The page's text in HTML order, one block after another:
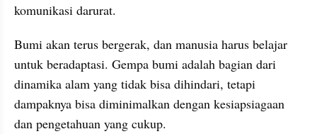
komunikasi darurat.
Bumi akan terus bergerak, dan manusia harus belajar
untuk beradaptasi. Gempa bumi adalah bagian dari
dinamika alam yang tidak bisa dihindari, tetapi
dampaknya bisa diminimalkan dengan kesiapsiagaan
dan pengetahuan yang cukup.